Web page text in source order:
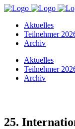
Aktuelles
Teilnehmer
Archiv
Aktuelles
Teilnehmer
Archiv
25.